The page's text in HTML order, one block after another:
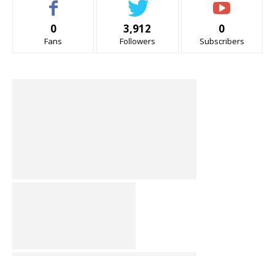
0
Fans
3,912
Followers
0
Subscribers